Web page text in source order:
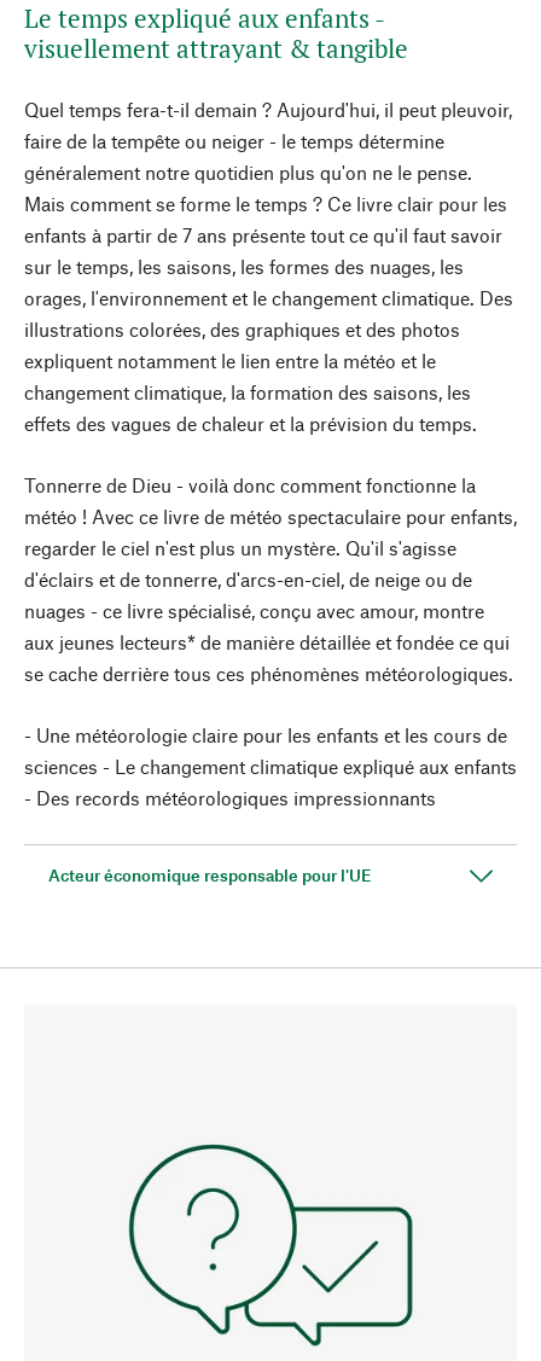
Le temps expliqué aux enfants -
visuellement attrayant & tangible
Quel temps fera-t-il demain ? Aujourd'hui, il peut pleuvoir,
faire de la tempête ou neiger - le temps détermine
généralement notre quotidien plus qu'on ne le pense.
Mais comment se forme le temps ? Ce livre clair pour les
enfants à partir de 7 ans présente tout ce qu'il faut savoir
sur le temps, les saisons, les formes des nuages, les
orages, l'environnement et le changement climatique. Des
illustrations colorées, des graphiques et des photos
expliquent notamment le lien entre la météo et le
changement climatique, la formation des saisons, les
effets des vagues de chaleur et la prévision du temps.
Tonnerre de Dieu - voilà donc comment fonctionne la
météo ! Avec ce livre de météo spectaculaire pour enfants,
regarder le ciel n'est plus un mystère. Qu'il s'agisse
d'éclairs et de tonnerre, d'arcs-en-ciel, de neige ou de
nuages - ce livre spécialisé, conçu avec amour, montre
aux jeunes lecteurs* de manière détaillée et fondée ce qui
se cache derrière tous ces phénomènes météorologiques.
- Une météorologie claire pour les enfants et les cours de
sciences - Le changement climatique expliqué aux enfants
- Des records météorologiques impressionnants
Acteur économique responsable pour l'UE